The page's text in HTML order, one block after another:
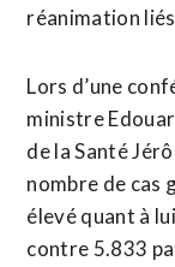
réanimation
Lors d’une
ministre
de la Santé
nombre de cas
élevé quant à
contre 5.833